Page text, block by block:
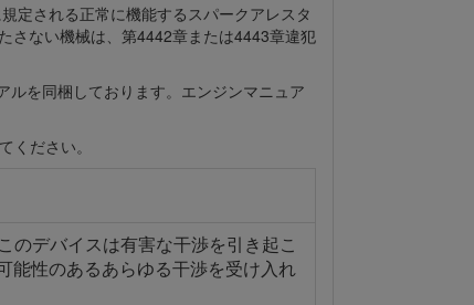
定される正常に機能するスパークアレスタ
さない機械は、第4442章または4443章違犯
ルを同梱しております。エンジンマニュア
ださい。
のデバイスは有害な干渉を引き起こ
能性のあるあらゆる干渉を受け入れ